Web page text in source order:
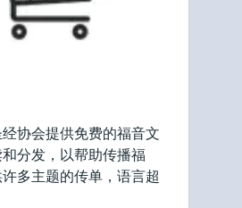
协会提供免费的福音文
分发，以帮助传播福
多主题的传单，语言超